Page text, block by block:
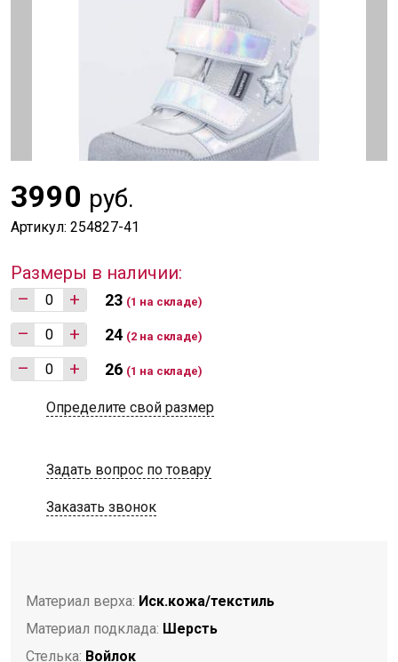
3990 руб.
Артикул: 254827-41
Размеры в наличии:
–
+ 23 (1 на складе)
– + 24 (2 на складе)
– + 26 (1 на складе)
Определите свой размер
Задать вопрос по товару
Заказать звонок
Материал верха: Иск.кожа/текстиль
Материал подклада: Шерсть
Стелька: Войлок